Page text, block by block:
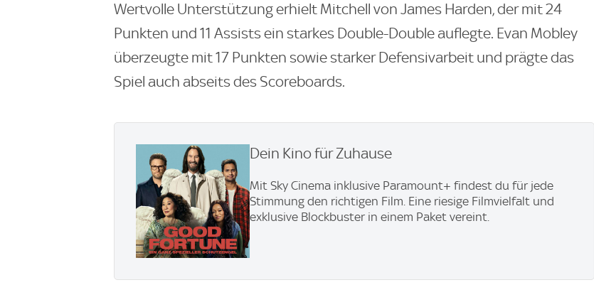
Wertvolle Unterstützung erhielt Mitchell von James Harden, der mit 24
Punkten und 11 Assists ein starkes Double-Double auflegte. Evan Mobley
überzeugte mit 17 Punkten sowie starker Defensivarbeit und prägte das
Spiel auch abseits des Scoreboards.
Dein Kino für Zuhause
Mit Sky Cinema inklusive Paramount+​ findest du für jede
Stimmung den richtigen Film. Eine riesige Filmvielfalt und
exklusive Blockbuster in einem Paket vereint.